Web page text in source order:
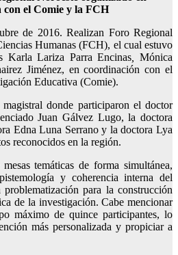
con el Comie y la FCH
de 2016. Realizan Foro Regional
Humanas (FCH), el cual estuvo
Karla Lariza Parra Encinas
Mónica
Jiménez, en coordinación con el
Educativa (Comie).
donde participaron el doctor
Juan Gálvez Lugo, la doctora
Edna Luna Serrano y la doctora Lya
reconocidos en la región.
temáticas de forma simultánea,
y coherencia interna del
para la construcción
de la investigación. Cabe mencionar
máximo de quince participantes, lo
más personalizada y propiciar a